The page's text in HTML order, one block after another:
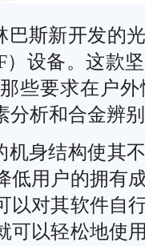
斯新开发的
设备。这款
些要求在户
分析和合金辨
身结构使其
低用户的拥有
以对其软件自
可以轻松地使